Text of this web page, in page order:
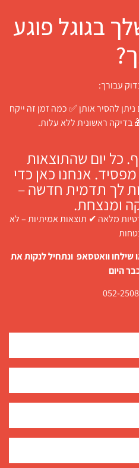
בגוגל פוגע
עבורך:
להסיר אותן ✅ כמה זמן זה ייקח
בדיקה ראשונית ללא עלות.
כל יום שהתוצאות
אנחנו כאן כדי
לך תדמית חדשה –
ומנצחת.
מלאה ✔ תוצאות אמיתיות – לא
שילחו וואטסאפ ונתחיל לנקות את
היום